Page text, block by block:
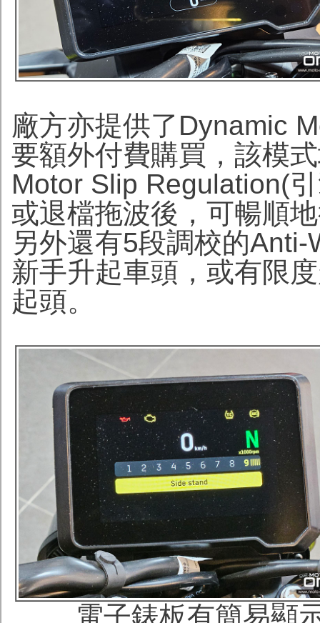
廠方亦提供了Dynamic
要額外付費購買，該模
Motor Slip Regulation(
或退檔拖波後，可暢順
另外還有5段調校的
新手升起車頭，或有限
起頭。
電子錶板有簡易顯